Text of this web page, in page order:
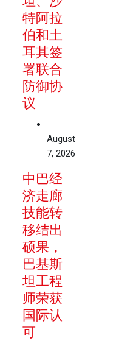
特阿拉
伯和土
耳其签
署联合
防御协
议
August
7, 2026
中巴经
济走廊
技能转
移结出
硕果，
巴基斯
坦工程
师荣获
国际认
可